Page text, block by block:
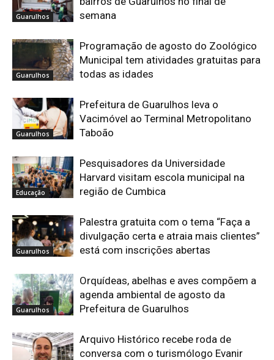
Guarulhos
semana
Guarulhos
Programação de agosto do Zoológico
Municipal tem atividades gratuitas para
todas as idades
Guarulhos
Prefeitura de Guarulhos leva o
Vacimóvel ao Terminal Metropolitano
Taboão
Educação
Pesquisadores da Universidade
Harvard visitam escola municipal na
região de Cumbica
Guarulhos
Palestra gratuita com o tema “Faça a
divulgação certa e atraia mais clientes”
está com inscrições abertas
Guarulhos
Orquídeas, abelhas e aves compõem a
agenda ambiental de agosto da
Prefeitura de Guarulhos
Arquivo Histórico recebe roda de
conversa com o turismólogo Evanir